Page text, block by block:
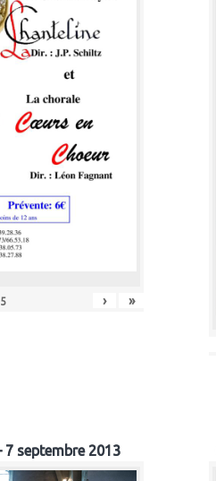
› »
7 septembre 2013